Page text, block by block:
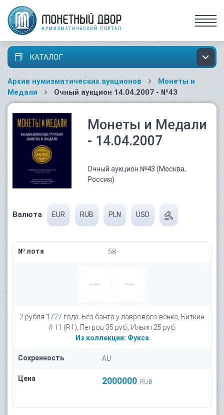
КАТАЛОГ
Архив нумизматических аукционов
Монеты и
Медали
Очный аукцион 14.04.2007 - №43
Монеты и Медали
- 14.04.2007
Очный аукцион №43 (Москва,
Россия)
Валюта EUR RUB PLN USD
№ лота 58
2 рубля 1727 года. Без банта у лаврового венка, Биткин
# 11 (R1), Петров 35 руб., Ильин 25 руб.
Из коллекции: Фукса
Сохранность AU
Цена 2000000 RUB